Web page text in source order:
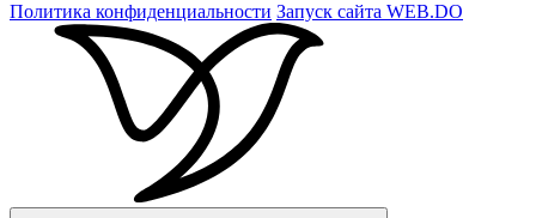
Политика конфиденциальности Запуск сайта WEB.DO